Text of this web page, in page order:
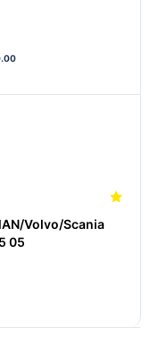
Volvo/Scania
05